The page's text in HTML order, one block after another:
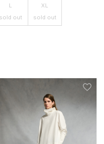
L
sold out
XL
sold out